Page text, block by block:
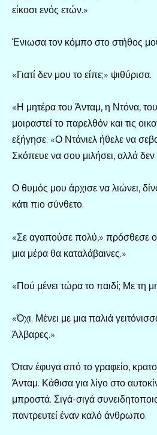
είκοσι ενός ετών.»
Ένιωσα τον κόμπο στο στήθος
«Γιατί δεν μου το είπε;» ψιθύρισα.
«Η μητέρα του Άνταμ, η Ντόνα,
μοιραστεί το παρελθόν και τις
εξήγησε. «Ο Ντάνιελ ήθελε να
Σκόπευε να σου μιλήσει, αλλά
Ο θυμός μου άρχισε να λιώνει,
κάτι πιο σύνθετο.
«Σε αγαπούσε πολύ,» πρόσθεσε ο
μια μέρα θα καταλάβαινες.»
«Πού μένει τώρα το παιδί; Με τη
«Όχι. Μένει με μια παλιά
Άλβαρες.»
Όταν έφυγα από το γραφείο,
Άνταμ. Κάθισα για λίγο στο
μπροστά. Σιγά-σιγά
παντρευτεί έναν καλό άνθρωπο.